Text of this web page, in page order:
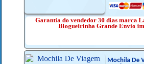
Garantia do vendedor 30 dias marca
Blogueirinha Grande Envio
Mochila De